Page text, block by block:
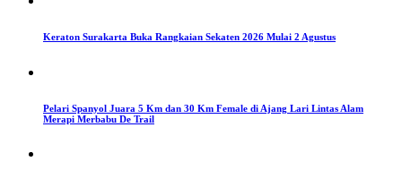
Keraton Surakarta Buka Rangkaian Sekaten 2026 Mulai 2 Agustus
Pelari Spanyol Juara 5 Km dan 30 Km Female di Ajang Lari Lintas Alam
Merapi Merbabu De Trail